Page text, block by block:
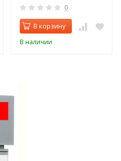
0
В корзину
В наличии